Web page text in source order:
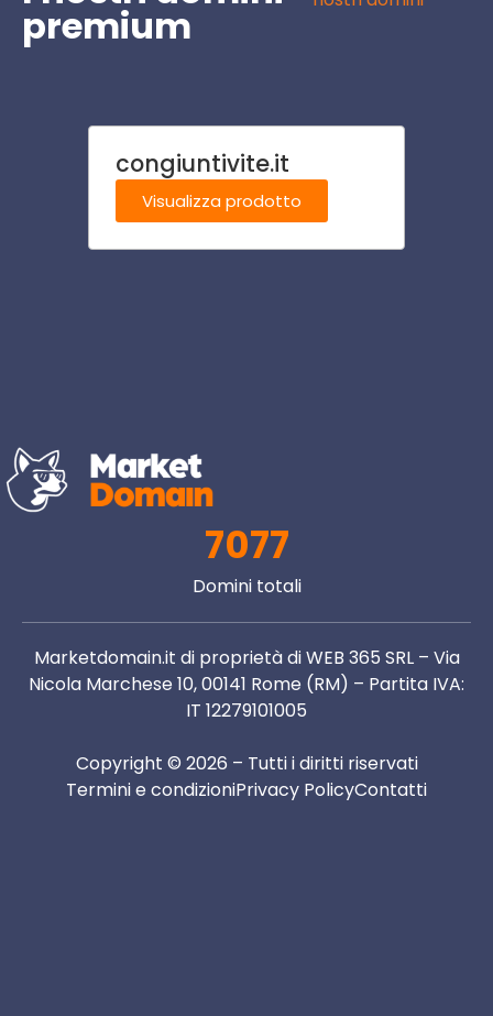
premium
congiuntivite.it
Visualizza prodotto
7077
Domini totali
Marketdomain.it di proprietà di WEB 365 SRL – Via
Nicola Marchese 10, 00141 Rome (RM) – Partita IVA:
IT 12279101005
Copyright © 2026 – Tutti i diritti riservati
Termini e condizioniPrivacy PolicyContatti